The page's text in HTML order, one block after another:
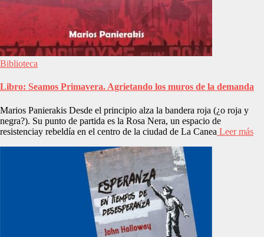
Biblioteca
Libro: Seamos Primavera. Agrietando los muros de la demanda
Marios Panierakis Desde el principio alza la bandera roja (¿o roja y
negra?). Su punto de partida es la Rosa Nera, un espacio de
resistenciay rebeldía en el centro de la ciudad de La Canea Leer más